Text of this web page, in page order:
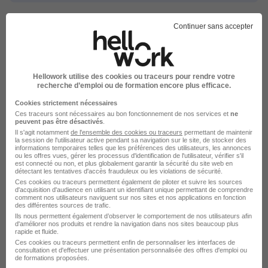
Intérim par ville pour le métier
Ingénieur de développement
Intérim Chenôve Ingénieur de développement
Intérim La Garde Ingénieur de développement
Intérim Colmar Ingénieur de développement
Intérim Toulouse Ingénieur de développement
Parcourir toutes les missions d'intérim de Ingénieur
de développement
Intérim par métiers similaires
Continuer sans accepter
Hellowork utilise des cookies ou traceurs pour rendre votre
recherche d’emploi ou de formation encore plus efficace.
Cookies strictement nécessaires
Ces traceurs sont nécessaires au bon fonctionnement de nos services et ne
peuvent pas être désactivés
Il s'agit notamment de l'ensemble des cookies ou traceurs permettant de maintenir
la session de l'utilisateur active pendant sa navigation sur le site, de stocker des
informations temporaires telles que les préférences des utilisateurs, les annonces
ou les offres vues, gérer les processus d'identification de l'utilisateur, vérifier s'il
est connecté ou non, et plus globalement garantir la sécurité du site web en
détectant les tentatives d'accès frauduleux ou les violations de sécurité.
Ces cookies ou traceurs permettent également de piloter et suivre les sources
d'acquisition d'audience en utilisant un identifiant unique permettant de comprendre
comment nos utilisateurs naviguent sur nos sites et nos applications en fonction
des différentes sources de trafic.
Ils nous permettent également d’observer le comportement de nos utilisateurs afin
d'améliorer nos produits et rendre la navigation dans nos sites beaucoup plus
rapide et fluide.
Ces cookies ou traceurs permettent enfin de personnaliser les interfaces de
consultation et d'effectuer une présentation personnalisée des offres d'emploi ou
de formations proposées.